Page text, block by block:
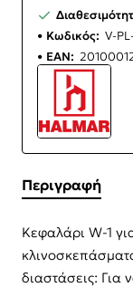
Κωδικός: V-
EAN:
Περιγραφή
Κεφαλάρι W-1
διαστάσεις: Για